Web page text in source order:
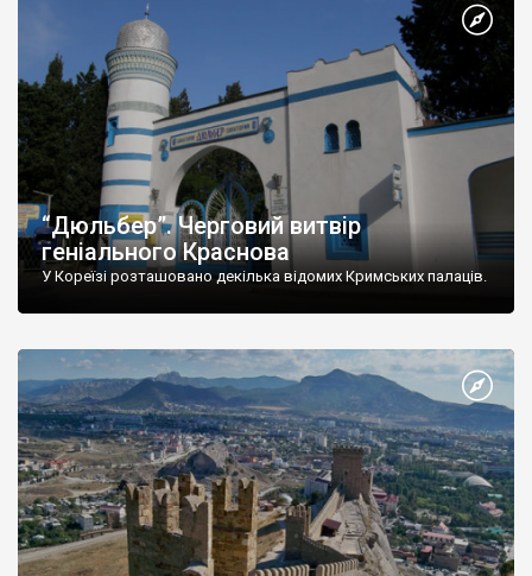
“Дюльбер”. Черговий витвір
геніального Краснова
У Кореїзі розташовано декілька відомих Кримських палаців.